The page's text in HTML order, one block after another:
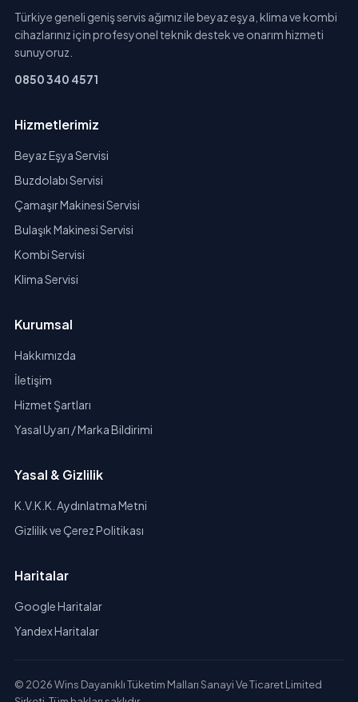
Türkiye geneli geniş servis ağımız ile beyaz eşya, klima ve kombi
cihazlarınız için profesyonel teknik destek ve onarım hizmeti
sunuyoruz.
0850 340 4571
Hizmetlerimiz
Beyaz Eşya Servisi
Buzdolabı Servisi
Çamaşır Makinesi Servisi
Bulaşık Makinesi Servisi
Kombi Servisi
Klima Servisi
Kurumsal
Hakkımızda
İletişim
Hizmet Şartları
Yasal Uyarı / Marka Bildirimi
Yasal & Gizlilik
K.V.K.K. Aydınlatma Metni
Gizlilik ve Çerez Politikası
Haritalar
Google Haritalar
Yandex Haritalar
© 2026 Wins Dayanıklı Tüketim Malları Sanayi Ve Ticaret Limited